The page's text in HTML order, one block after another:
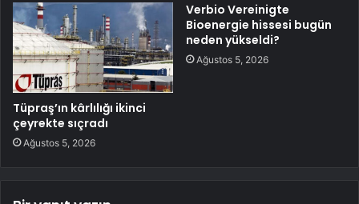
Tüpraş’ın kârlılığı ikinci
çeyrekte sıçradı
Ağustos 5, 2026
Verbio Vereinigte
Bioenergie hissesi bugün
neden yükseldi?
Ağustos 5, 2026